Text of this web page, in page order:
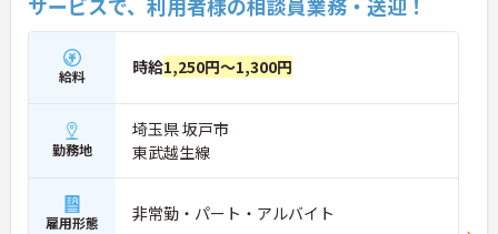
が整っているので、安心して業務に取り組むことが
期待できます。
【独自の特別報酬制度により、確かな収入アップが
ークを評価する特別報酬が支給される仕組みがあり
ます。
・目に見える形で日々の努力がしっかりと還元され
ることで、高いモチベーションを保ちながら将来的
な昇給を目指せます。
サービスで、利用者様の相談員業務・送迎！
給料 時給1,250円～1,300円
勤務地
埼玉県 坂戸市
東武越生線
雇用形態 非常勤・パート・アルバイト